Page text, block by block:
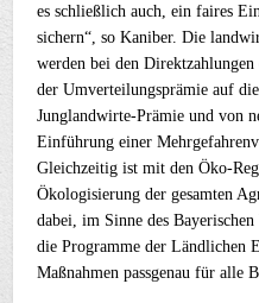
es schließlich auch, ein faires
sichern“, so Kaniber. Die
werden bei den Direktzahlungen
der Umverteilungsprämie auf
Junglandwirte-Prämie und von
Einführung einer
Gleichzeitig ist mit den Öko-
Ökologisierung der gesamten
dabei, im Sinne des
die Programme der Ländlichen
Maßnahmen passgenau für alle